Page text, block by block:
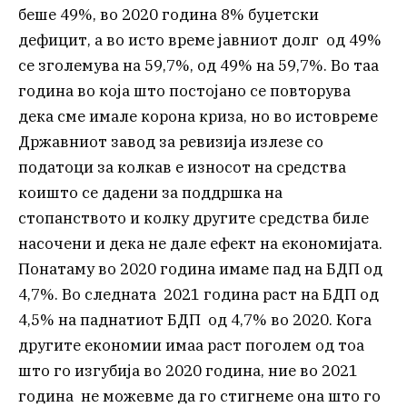
беше 49%, во 2020 година 8% буџетски
дефицит, а во исто време јавниот долг од 49%
се зголемува на 59,7%, од 49% на 59,7%. Во таа
година во која што постојано се повторува
дека сме имале корона криза, но во истовреме
Државниот завод за ревизија излезе со
податоци за колкав е износот на средства
коишто се дадени за поддршка на
стопанството и колку другите средства биле
насочени и дека не дале ефект на економијата.
Понатаму во 2020 година имаме пад на БДП од
4,7%. Во следната 2021 година раст на БДП од
4,5% на паднатиот БДП од 4,7% во 2020. Кога
другите економии имаа раст поголем од тоа
што го изгубија во 2020 година, ние во 2021
година не можевме да го стигнеме она што го